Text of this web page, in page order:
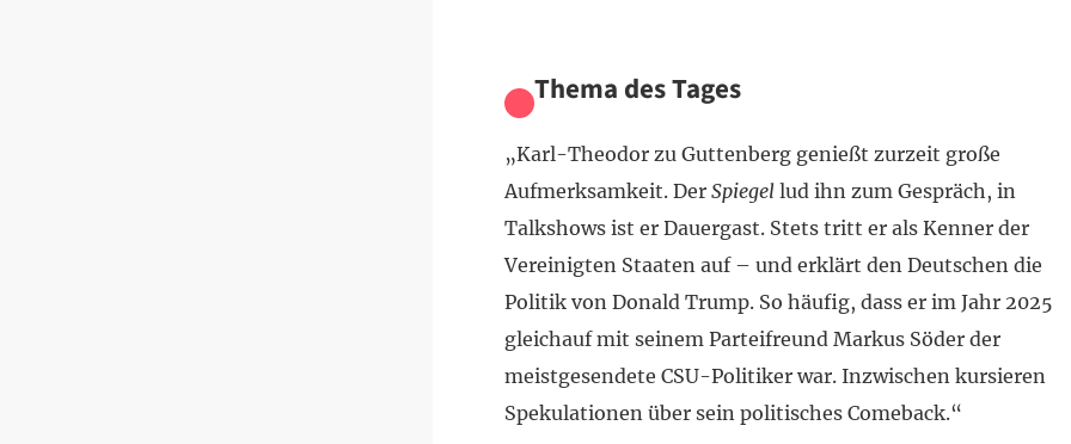
Thema des Tages
„Karl-Theodor zu Guttenberg genießt zurzeit große
Aufmerksamkeit. Der Spiegel lud ihn zum Gespräch, in
Talkshows ist er Dauergast. Stets tritt er als Kenner der
Vereinigten Staaten auf – und erklärt den Deutschen die
Politik von Donald Trump. So häufig, dass er im Jahr 2025
gleichauf mit seinem Parteifreund Markus Söder der
meistgesendete CSU-Politiker war. Inzwischen kursieren
Spekulationen über sein politisches Comeback.“